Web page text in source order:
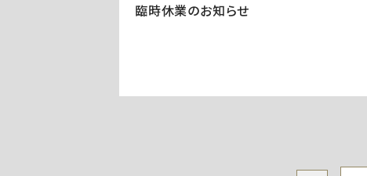
臨時休業のお知らせ